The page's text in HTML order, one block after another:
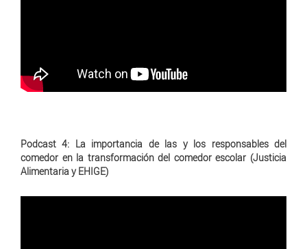
Podcast 4: La importancia de las y los responsables del
comedor en la transformación del comedor escolar (Justicia
Alimentaria y EHIGE)